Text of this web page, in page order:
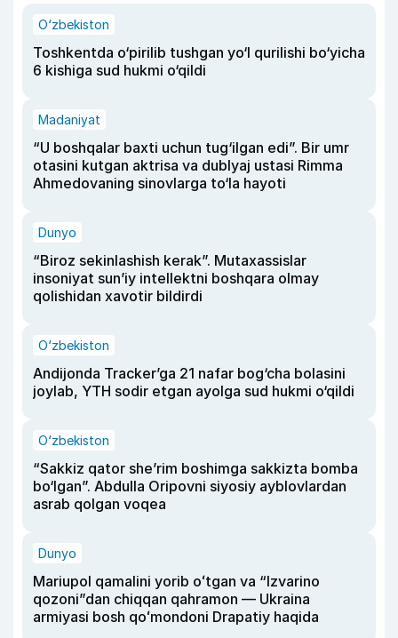
O‘zbekiston
Toshkentda o‘pirilib tushgan yo‘l qurilishi bo‘yicha
6 kishiga sud hukmi o‘qildi
Madaniyat
“U boshqalar baxti uchun tug‘ilgan edi”. Bir umr
otasini kutgan aktrisa va dublyaj ustasi Rimma
Ahmedovaning sinovlarga to‘la hayoti
Dunyo
“Biroz sekinlashish kerak”. Mutaxassislar
insoniyat sun’iy intellektni boshqara olmay
qolishidan xavotir bildirdi
O‘zbekiston
Andijonda Tracker’ga 21 nafar bog‘cha bolasini
joylab, YTH sodir etgan ayolga sud hukmi o‘qildi
O‘zbekiston
“Sakkiz qator she’rim boshimga sakkizta bomba
bo‘lgan”. Abdulla Oripovni siyosiy ayblovlardan
asrab qolgan voqea
Dunyo
Mariupol qamalini yorib oʻtgan va “Izvarino
qozoni”dan chiqqan qahramon — Ukraina
armiyasi bosh qoʻmondoni Drapatiy haqida